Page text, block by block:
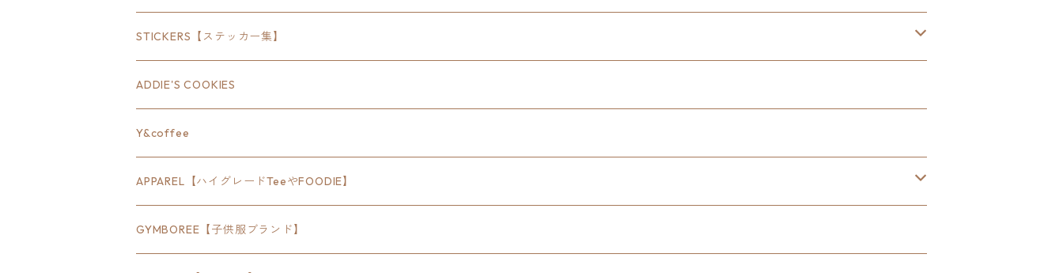
18inch×8inch
18inch×12inch
24inch×8inch
18inch×24inch
30inch×24inch
STICKERS【ステッカー集】
ステート
ハウス
クルマ
セキュリティ
ADDIE'S COOKIES
Y&coffee
APPAREL【ハイグレードTeeやFOODIE】
Bradley
GYMBOREE【子供服ブランド】